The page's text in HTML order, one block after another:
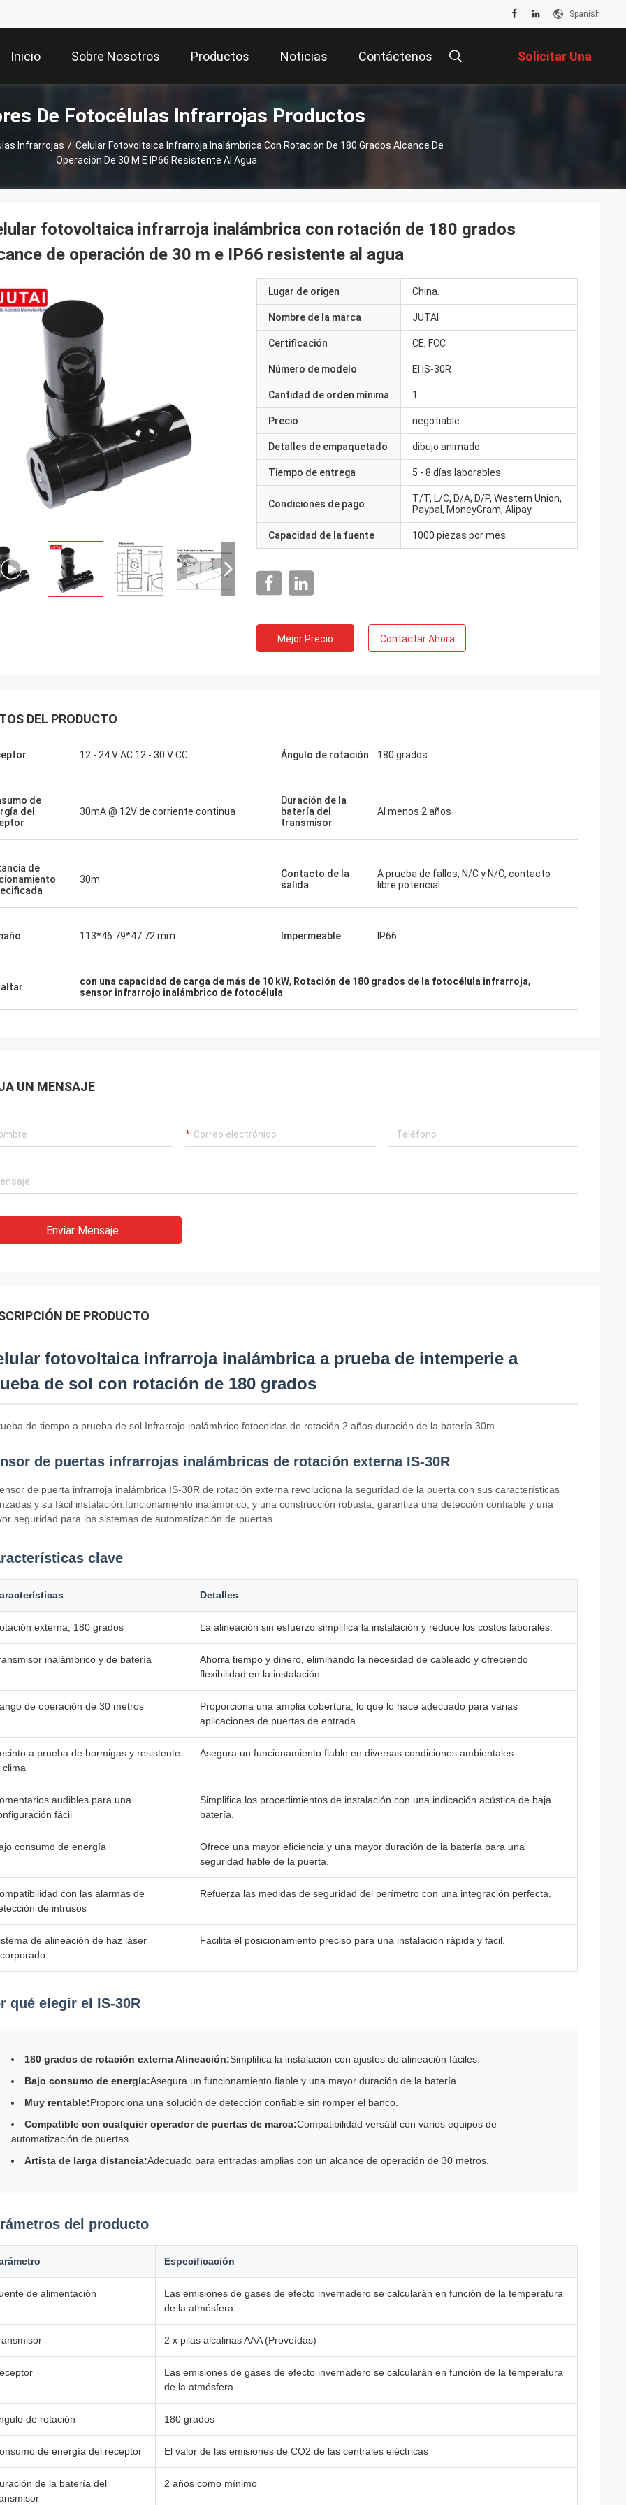
Spanish
Inicio Sobre Nosotros Productos Noticias Contáctenos Solicitar Una
Cotización
De Fotocélulas Infrarrojas Productos
Infrarrojas / Celular Fotovoltaica Infrarroja Inalámbrica Con Rotación De 180 Grados Alcance De
Operación De 30 M E IP66 Resistente Al Agua
acabo de recordar que no
todo salió bien hicimos que
remoto...les encantó el artículo
que se mantendrá por los
10 años más o menos)
fotovoltaica infrarroja inalámbrica con rotación de 180 grados
de operación de 30 m e IP66 resistente al agua
Lugar de origen China.
Nombre de la marca JUTAI
Certificación CE, FCC
Número de modelo El IS-30R
Cantidad de orden mínima 1
Precio negotiable
Detalles de empaquetado dibujo animado
Tiempo de entrega 5 - 8 días laborables
Condiciones de pago
T/T, L/C, D/A, D/P, Western Union,
Paypal, MoneyGram, Alipay
Capacidad de la fuente 1000 piezas por mes
Mejor Precio Contactar Ahora
DEL PRODUCTO
12 - 24 V AC 12 - 30 V CC Ángulo de rotación 180 grados
de
del
30mA @ 12V de corriente continua
Duración de la
batería del
transmisor
Al menos 2 años
de
30m
Contacto de la
salida
A prueba de fallos, N/C y N/O, contacto
libre potencial
113*46.79*47.72 mm Impermeable IP66
con una capacidad de carga de más de 10 kW, Rotación de 180 grados de la fotocélula infrarroja,
sensor infrarrojo inalámbrico de fotocélula
UN MENSAJE
Enviar Mensaje
DE PRODUCTO
fotovoltaica infrarroja inalámbrica a prueba de intemperie a
de sol con rotación de 180 grados
de tiempo a prueba de sol Infrarrojo inalámbrico fotoceldas de rotación 2 años duración de la batería 30m
de puertas infrarrojas inalámbricas de rotación externa IS-30R
de puerta infrarroja inalámbrica IS-30R de rotación externa revoluciona la seguridad de la puerta con sus características
y su fácil instalación.funcionamiento inalámbrico, y una construcción robusta, garantiza una detección confiable y una
seguridad para los sistemas de automatización de puertas.
clave
Detalles
externa, 180 grados La alineación sin esfuerzo simplifica la instalación y reduce los costos laborales.
inalámbrico y de batería
Ahorra tiempo y dinero, eliminando la necesidad de cableado y ofreciendo
flexibilidad en la instalación.
de operación de 30 metros
Proporciona una amplia cobertura, lo que lo hace adecuado para varias
aplicaciones de puertas de entrada.
a prueba de hormigas y resistente
clima
Asegura un funcionamiento fiable en diversas condiciones ambientales.
audibles para una
fácil
Simplifica los procedimientos de instalación con una indicación acústica de baja
batería.
consumo de energía
Ofrece una mayor eficiencia y una mayor duración de la batería para una
seguridad fiable de la puerta.
con las alarmas de
de intrusos
Refuerza las medidas de seguridad del perímetro con una integración perfecta.
de alineación de haz láser
Facilita el posicionamiento preciso para una instalación rápida y fácil.
qué elegir el IS-30R
180 grados de rotación externa Alineación:Simplifica la instalación con ajustes de alineación fáciles.
Bajo consumo de energía:Asegura un funcionamiento fiable y una mayor duración de la batería.
Muy rentable:Proporciona una solución de detección confiable sin romper el banco.
Compatible con cualquier operador de puertas de marca:Compatibilidad versátil con varios equipos de
automatización de puertas.
Artista de larga distancia:Adecuado para entradas amplias con un alcance de operación de 30 metros.
del producto
Especificación
de alimentación
Las emisiones de gases de efecto invernadero se calcularán en función de la temperatura
de la atmósfera.
2 x pilas alcalinas AAA (Proveídas)
Las emisiones de gases de efecto invernadero se calcularán en función de la temperatura
de la atmósfera.
de rotación 180 grados
de energía del receptor El valor de las emisiones de CO2 de las centrales eléctricas
de la batería del
2 años como mínimo